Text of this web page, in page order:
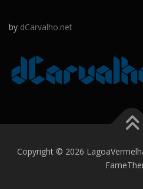
by dCarvalho.net
Copyright © 2026